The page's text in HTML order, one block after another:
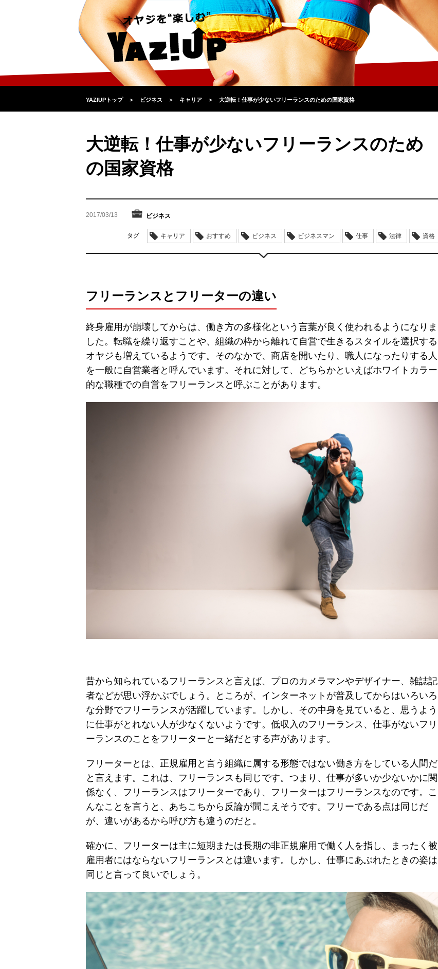
YAZIUPトップ ＞ ビジネス ＞ キャリア ＞ 大逆転！仕事が少ないフリーランスのための国家資格
大逆転！仕事が少ないフリーランスのため
の国家資格
2017/03/13 ビジネス
タグ キャリア おすすめ ビジネス ビジネスマン 仕事 法律 資格
フリーランスとフリーターの違い
終身雇用が崩壊してからは、働き方の多様化という言葉が良く使われるようになりま
した。転職を繰り返すことや、組織の枠から離れて自営で生きるスタイルを選択する
オヤジも増えているようです。そのなかで、商店を開いたり、職人になったりする人
を一般に自営業者と呼んでいます。それに対して、どちらかといえばホワイトカラー
的な職種での自営をフリーランスと呼ぶことがあります。
昔から知られているフリーランスと言えば、プロのカメラマンやデザイナー、雑誌記
者などが思い浮かぶでしょう。ところが、インターネットが普及してからはいろいろ
な分野でフリーランスが活躍しています。しかし、その中身を見ていると、思うよう
に仕事がとれない人が少なくないようです。低収入のフリーランス、仕事がないフリ
ーランスのことをフリーターと一緒だとする声があります。
フリーターとは、正規雇用と言う組織に属する形態ではない働き方をしている人間だ
と言えます。これは、フリーランスも同じです。つまり、仕事が多いか少ないかに関
係なく、フリーランスはフリーターであり、フリーターはフリーランスなのです。こ
んなことを言うと、あちこちから反論が聞こえそうです。フリーである点は同じだ
が、違いがあるから呼び方も違うのだと。
確かに、フリーターは主に短期または長期の非正規雇用で働く人を指し、まったく被
雇用者にはならないフリーランスとは違います。しかし、仕事にあぶれたときの姿は
同じと言って良いでしょう。